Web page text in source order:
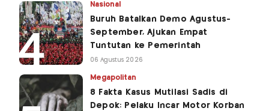
Nasional
Buruh Batalkan Demo Agustus-
September, Ajukan Empat
Tuntutan ke Pemerintah
06 Agustus 2026
Megapolitan
8 Fakta Kasus Mutilasi Sadis di
Depok: Pelaku Incar Motor Korban